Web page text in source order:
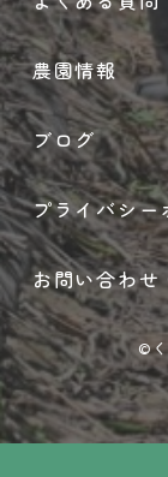
農園情報
ブログ
プライバシー
お問い合わせ
©く